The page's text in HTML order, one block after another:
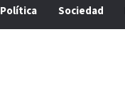
Política Sociedad